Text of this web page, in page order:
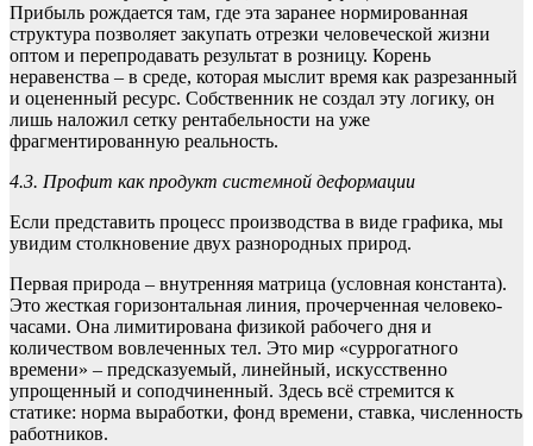
Прибыль рождается там, где эта заранее нормированная
структура позволяет закупать отрезки человеческой жизни
оптом и перепродавать результат в розницу. Корень
неравенства – в среде, которая мыслит время как разрезанный
и оцененный ресурс. Собственник не создал эту логику, он
лишь наложил сетку рентабельности на уже
фрагментированную реальность.
4.3. Профит как продукт системной деформации
Если представить процесс производства в виде графика, мы
увидим столкновение двух разнородных природ.
Первая природа – внутренняя матрица (условная константа).
Это жесткая горизонтальная линия, прочерченная человеко-
часами. Она лимитирована физикой рабочего дня и
количеством вовлеченных тел. Это мир «суррогатного
времени» – предсказуемый, линейный, искусственно
упрощенный и соподчиненный. Здесь всё стремится к
статике: норма выработки, фонд времени, ставка, численность
работников.